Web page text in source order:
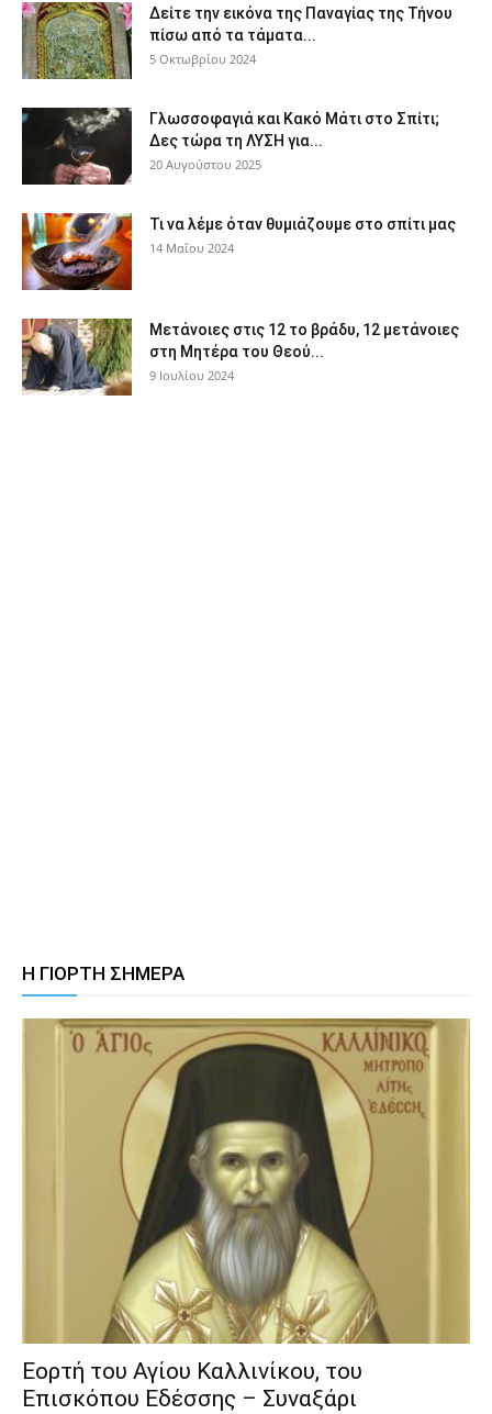
Δείτε την εικόνα της Παναγίας της Τήνου
πίσω από τα τάματα...
5 Οκτωβρίου 2024
Γλωσσοφαγιά και Κακό Μάτι στο Σπίτι;
Δες τώρα τη ΛΥΣΗ για...
20 Αυγούστου 2025
Τι να λέμε όταν θυμιάζουμε στο σπίτι μας
14 Μαΐου 2024
Μετάνοιες στις 12 το βράδυ, 12 μετάνοιες
στη Μητέρα του Θεού...
9 Ιουλίου 2024
Η ΓΙΟΡΤΗ ΣΗΜΕΡΑ
Εορτή του Αγίου Καλλινίκου, του
Επισκόπου Εδέσσης – Συναξάρι